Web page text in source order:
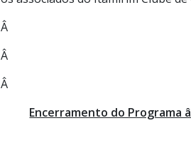
Â
Â
Â
Encerramento do Programa